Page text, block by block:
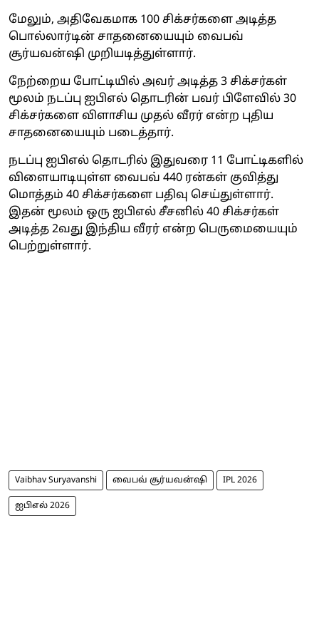
மேலும், அதிவேகமாக 100 சிக்சர்களை அடித்த
பொல்லார்டின் சாதனையையும் வைபவ்
சூர்யவன்ஷி முறியடித்துள்ளார்.
நேற்றைய போட்டியில் அவர் அடித்த 3 சிக்சர்கள்
மூலம் நடப்பு ஐபிஎல் தொடரின் பவர் பிளேவில் 30
சிக்சர்களை விளாசிய முதல் வீரர் என்ற புதிய
சாதனையையும் படைத்தார்.
நடப்பு ஐபிஎல் தொடரில் இதுவரை 11 போட்டிகளில்
விளையாடியுள்ள வைபவ் 440 ரன்கள் குவித்து
மொத்தம் 40 சிக்சர்களை பதிவு செய்துள்ளார்.
இதன் மூலம் ஒரு ஐபிஎல் சீசனில் 40 சிக்சர்கள்
அடித்த 2வது இந்திய வீரர் என்ற பெருமையையும்
பெற்றுள்ளார்.
Vaibhav Suryavanshi வைபவ் சூர்யவன்ஷி IPL 2026
ஐபிஎல் 2026